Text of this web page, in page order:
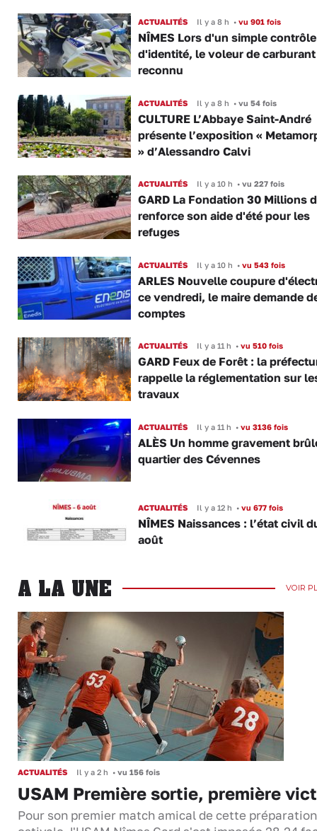
ACTUALITÉS Il y a 8 h •vu 901 fois
NÎMES Lors d'un simple contrôle
d'identité, le voleur de
reconnu
ACTUALITÉS Il y a 8 h •vu 54 fois
CULTURE L’Abbaye Saint-André
présente l’exposition «
» d’Alessandro Calvi
ACTUALITÉS Il y a 10 h •vu 227 fois
GARD La Fondation 30 Millions
renforce son aide d'été pour les
refuges
ACTUALITÉS Il y a 10 h •vu 543 fois
ARLES Nouvelle coupure
ce vendredi, le maire demande
comptes
ACTUALITÉS Il y a 11 h •vu 510 fois
GARD Feux de Forêt : la
rappelle la réglementation sur
travaux
ACTUALITÉS Il y a 11 h •vu 3136 fois
ALÈS Un homme gravement
quartier des Cévennes
ACTUALITÉS Il y a 12 h •vu 677 fois
NÎMES Naissances : l’état civil
août
A LA UNE VOIR
ACTUALITÉS Il y a 2 h • vu 156 fois
USAM Première sortie, première
Pour son premier match amical de cette préparation